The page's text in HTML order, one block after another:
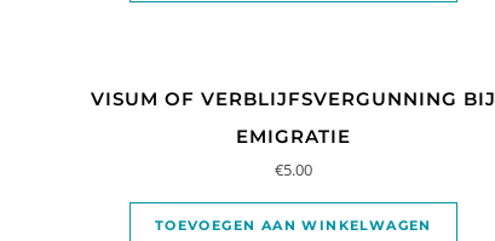
VISUM OF VERBLIJFSVERGUNNING BIJ
EMIGRATIE
€5.00
TOEVOEGEN AAN WINKELWAGEN